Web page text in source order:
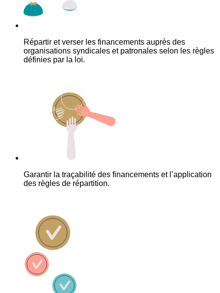
Répartir et verser les financements auprès des
organisations syndicales et patronales selon les règles
définies par la loi.
Garantir la traçabilité des financements et l’application
des règles de répartition.